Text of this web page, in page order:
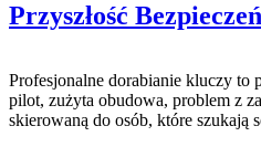
Przyszłość
Profesjonalne dorabianie kluczy to
pilot, zużyta obudowa, problem z
skierowaną do osób, które